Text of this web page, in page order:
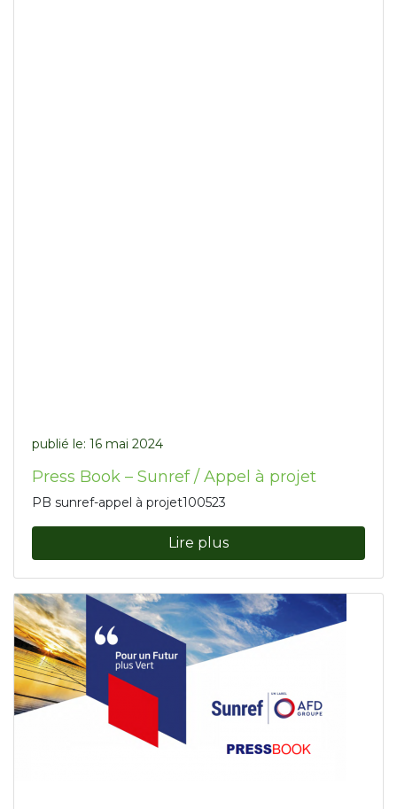
publié le: 16 mai 2024
Press Book – Sunref / Appel à projet
PB sunref-appel à projet100523
Lire plus